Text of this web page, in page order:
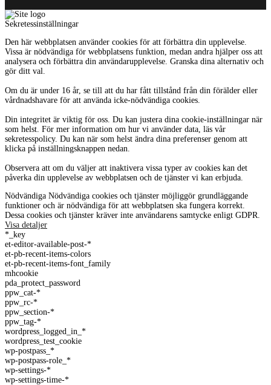
Sekretessinställningar
Den här webbplatsen använder cookies för att förbättra din upplevelse.
Vissa är nödvändiga för webbplatsens funktion, medan andra hjälper oss att
analysera och förbättra din användarupplevelse. Granska dina alternativ och
gör ditt val.
Om du är under 16 år, se till att du har fått tillstånd från din förälder eller
vårdnadshavare för att använda icke-nödvändiga cookies.
Din integritet är viktig för oss. Du kan justera dina cookie-inställningar när
som helst. För mer information om hur vi använder data, läs vår
sekretesspolicy. Du kan när som helst ändra dina preferenser genom att
klicka på inställningsknappen nedan.
Observera att om du väljer att inaktivera vissa typer av cookies kan det
påverka din upplevelse av webbplatsen och de tjänster vi kan erbjuda.
Nödvändiga Nödvändiga cookies och tjänster möjliggör grundläggande
funktioner och är nödvändiga för att webbplatsen ska fungera korrekt.
Dessa cookies och tjänster kräver inte användarens samtycke enligt GDPR.
Visa detaljer
*_key
et-editor-available-post-*
et-pb-recent-items-colors
et-pb-recent-items-font_family
mhcookie
pda_protect_password
ppw_cat-*
ppw_rc-*
ppw_section-*
ppw_tag-*
wordpress_logged_in_*
wordpress_test_cookie
wp-postpass_*
wp-postpass-role_*
wp-settings-*
wp-settings-time-*